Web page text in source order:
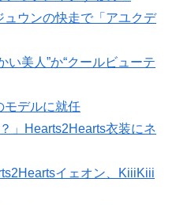
ウンの快走で「アユクデ
い美人”か“クールビューテ
モデルに就任
」Hearts2Hearts衣装にネ
イェオン、KiiiKiii